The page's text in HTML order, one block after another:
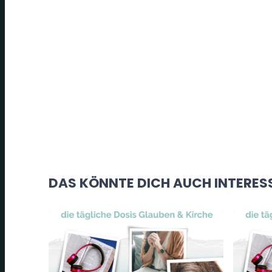
DAS KÖNNTE DICH AUCH